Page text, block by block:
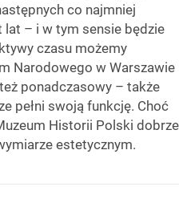
co najmniej
lat – i w tym sensie będzie
czasu możemy
Narodowego w Warszawie
ponadczasowy – także
pełni swoją funkcję. Choć
Historii Polski dobrze
estetycznym.